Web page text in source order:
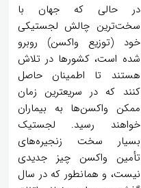
در حالی که جهان با
سخت‌ترین چالش لجستیکی
خود (توزیع واکسن) روبرو
شده است، کشورها در تلاش
هستند تا اطمینان حاصل
کنند که در سریعترین زمان
ممکن واکسن‌ها به بیماران
خواهند رسید. لجستیک
بسیار سخت زنجیره‌های
تأمین واکسن چیز جدیدی
نیست، و همانطور که در سال